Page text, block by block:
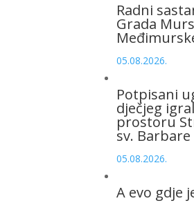
Radni
Grada
05.08.2026.
Potpisani
dječjeg
prostoru
sv. Barbare
05.08.2026.
A evo gdje